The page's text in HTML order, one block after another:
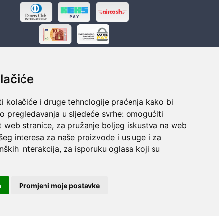
kolačiće i druge tehnologije praćenja kako bi
pregledavanja u sljedeće svrhe: omogućiti
web stranice, za pružanje boljeg iskustva na web
interesa za naše proizvode i usluge i za
interakcija, za isporuku oglasa koji su
Promjeni moje postavke
Sigurno obročno plaćanje
Do 24 rata bez kamata